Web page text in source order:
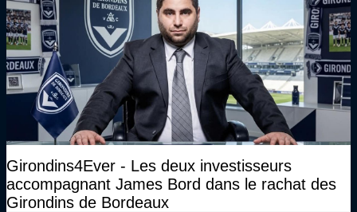
Girondins4Ever - Les deux investisseurs
accompagnant James Bord dans le rachat des
Girondins de Bordeaux